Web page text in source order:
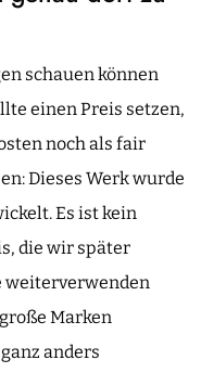
schauen können
einen Preis setzen,
noch als fair
Dieses Werk wurde
Es ist kein
die wir später
weiterverwenden
Marken
anders